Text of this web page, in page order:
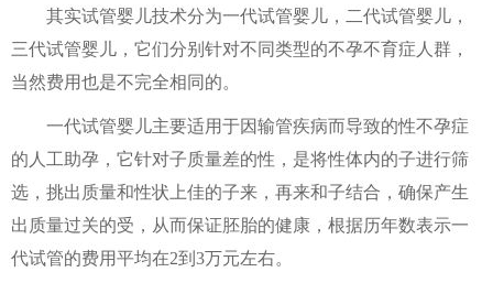
其实试管婴儿技术分为一代试管婴儿，二代试管婴儿，
三代试管婴儿，它们分别针对不同类型的不孕不育症人群，
当然费用也是不完全相同的。
一代试管婴儿主要适用于因输管疾病而导致的性不孕症
的人工助孕，它针对子质量差的性，是将性体内的子进行筛
选，挑出质量和性状上佳的子来，再来和子结合，确保产生
出质量过关的受，从而保证胚胎的健康，根据历年数表示一
代试管的费用平均在2到3万元左右。